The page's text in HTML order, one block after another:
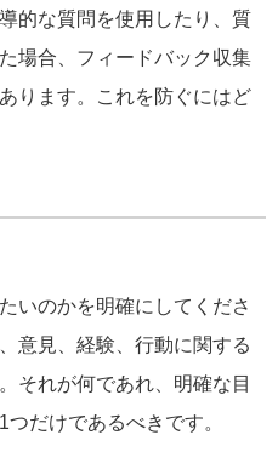
的な質問を使用したり、質
場合、フィードバック収集
ります。これを防ぐにはど
いのかを明確にしてくださ
意見、経験、行動に関する
それが何であれ、明確な目
だけであるべきです。